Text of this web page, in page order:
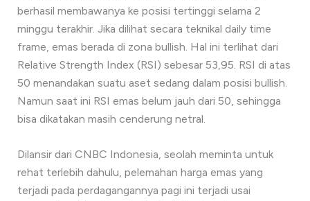
berhasil membawanya ke posisi tertinggi selama 2
minggu terakhir. Jika dilihat secara teknikal daily time
frame, emas berada di zona bullish. Hal ini terlihat dari
Relative Strength Index (RSI) sebesar 53,95. RSI di atas
50 menandakan suatu aset sedang dalam posisi bullish.
Namun saat ini RSI emas belum jauh dari 50, sehingga
bisa dikatakan masih cenderung netral.
Dilansir dari CNBC Indonesia, seolah meminta untuk
rehat terlebih dahulu, pelemahan harga emas yang
terjadi pada perdagangannya pagi ini terjadi usai